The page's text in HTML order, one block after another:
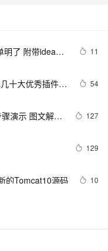
明了 附带idea配
11
十大优秀插件、
54
演示 图文解说
127
129
的Tomcat10源码 10
DDD 后端工程模